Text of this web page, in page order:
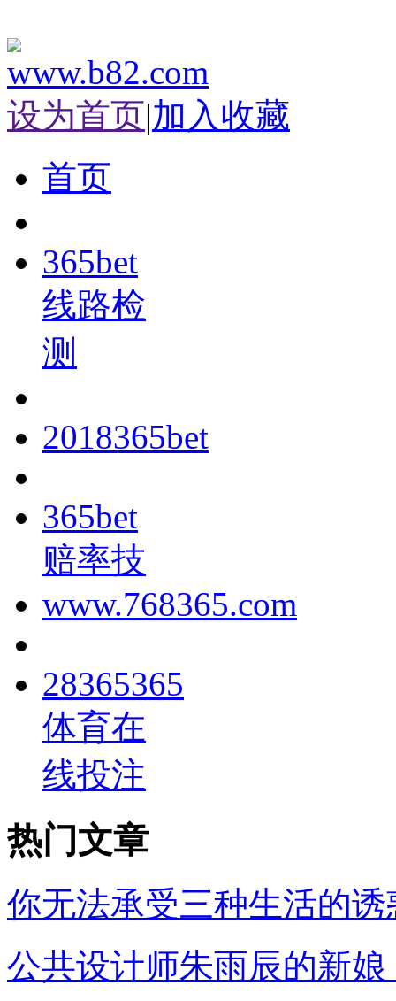
设为首页|加入收藏
首页
365bet
线路检
测
2018365bet
365bet
赔率技
www.768365.com
28365365
体育在
线投注
热门文章
你无法承受三种生活的
公共设计师朱雨辰的新